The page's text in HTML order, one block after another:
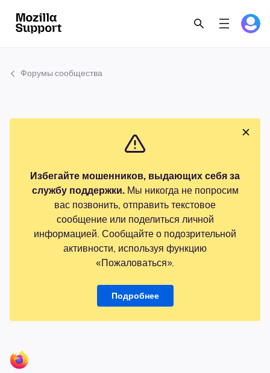
Форумы сообщества
Избегайте мошенников, выдающих себя за
службу поддержки.Мы никогда не попросим
вас позвонить, отправить текстовое
сообщение или поделиться личной
информацией. Сообщайте о подозрительной
активности, используя функцию
«Пожаловаться».
Подробнее